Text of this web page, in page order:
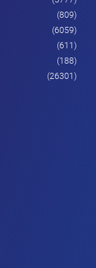
(809)
(6059)
(611)
(188)
(26301)